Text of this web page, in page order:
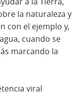
la naturaleza y
con el ejemplo y,
cuando se
marcando la
viral